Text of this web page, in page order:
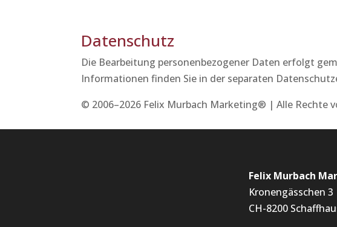
Datenschutz
Die Bearbeitung personenbezogener Daten erfolgt
Informationen finden Sie in der separaten
© 2006–2026 Felix Murbach Marketing® | Alle Rechte
Felix Murbach
Kronengässchen 3
CH-8200